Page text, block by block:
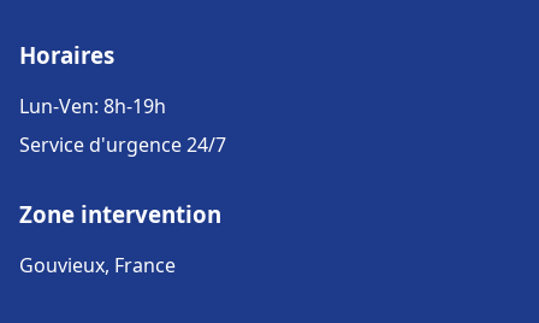
Horaires
Lun-Ven: 8h-19h
Service d'urgence 24/7
Zone intervention
Gouvieux, France